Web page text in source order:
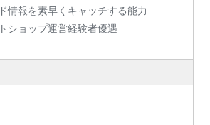
情報を素早くキャッチする能力
ショップ運営経験者優遇